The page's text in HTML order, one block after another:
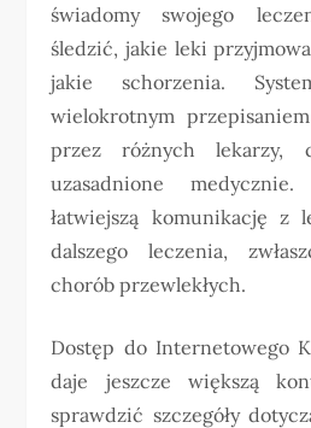
świadomy swojego
śledzić, jakie leki
jakie schorzenia.
wielokrotnym
przez różnych
uzasadnione
łatwiejszą komunikację z
dalszego leczenia,
chorób przewlekłych.
Dostęp do Internetowego
daje jeszcze większą
sprawdzić szczegóły